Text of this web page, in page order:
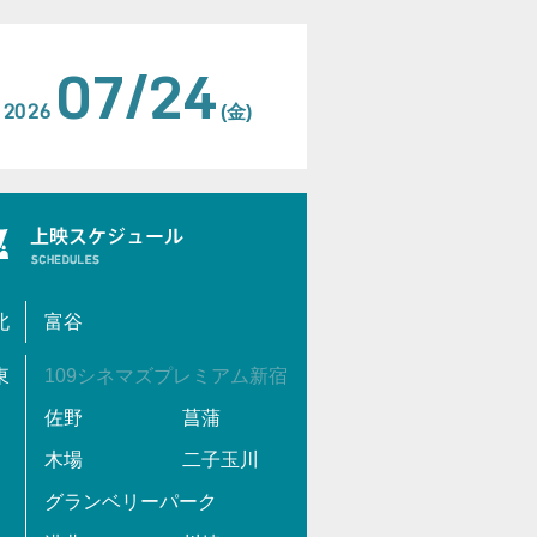
2026 07/24 (金)
富谷
109シネマズプレミアム新宿
佐野 菖蒲
木場 二子玉川
グランベリーパーク